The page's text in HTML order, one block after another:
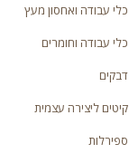
כלי עבודה ואחסון מעץ
כלי עבודה וחומרים
דבקים
קיטים ליצירה עצמית
ספירלות